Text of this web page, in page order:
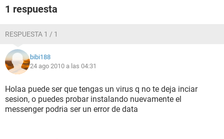
1 respuesta
RESPUESTA 1 / 1
bibi188
24 ago 2010 a las 04:31
Holaa puede ser que tengas un virus q no te deja inciar
sesion, o puedes probar instalando nuevamente el
messenger podria ser un error de data